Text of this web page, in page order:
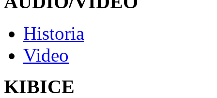
Historia
Video
KIBICE